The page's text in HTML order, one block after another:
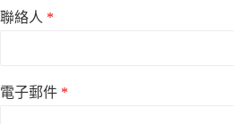
聯絡人 *
電子郵件 *